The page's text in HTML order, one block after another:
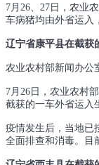
7月26、27日，农业
车病猪均由外省运入
辽宁省康平县在截获
农业农村部新闻办公
7月26日，农业农村
截获的一车外省运入
疫情发生后，当地已
全面排查和消毒。目